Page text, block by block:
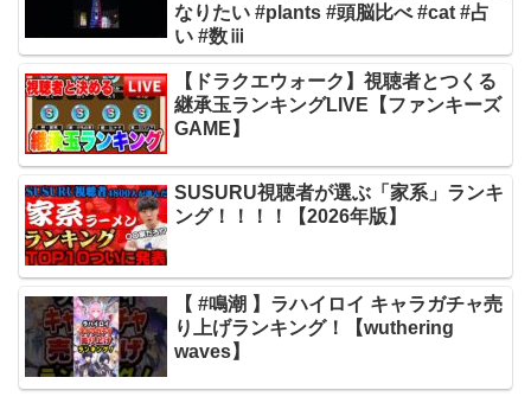
なりたい #plants #頭脳比べ #cat #占
い #数ⅲ
【ドラクエウォーク】視聴者とつくる
継承玉ランキングLIVE【ファンキーズ
GAME】
SUSURU視聴者が選ぶ「家系」ランキ
ング！！！！【2026年版】
【 #鳴潮 】ラハイロイ キャラガチャ売
り上げランキング！【wuthering
waves】